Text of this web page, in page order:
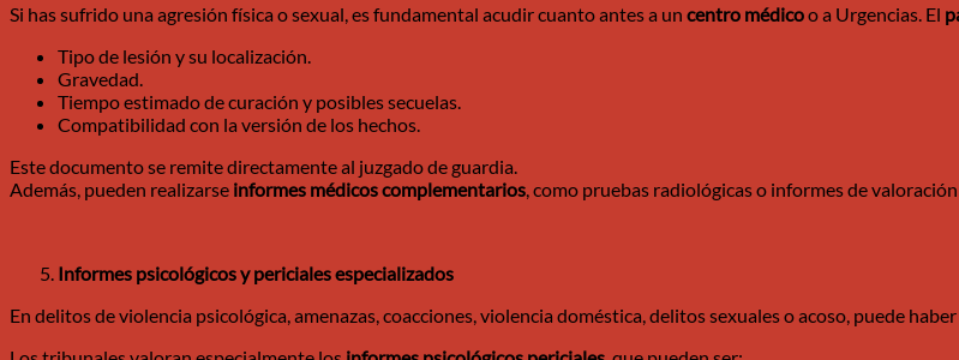
Si has sufrido una agresión física o sexual, es fundamental acudir cuanto antes a un centro médicoo a Urgencias. El
Tipo de lesión y su localización.
Gravedad.
Tiempo estimado de curación y posibles secuelas.
Compatibilidad con la versión de los hechos.
Este documento se remite directamente al juzgado de guardia.
Además, pueden realizarse informes médicos complementarios, como pruebas radiológicas o informes de
Informes psicológicos y periciales especializados
En delitos de violencia psicológica, amenazas, coacciones, violencia doméstica, delitos sexuales o acoso, puede